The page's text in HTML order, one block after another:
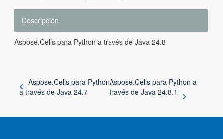
Descripción
Aspose.Cells para Python a través de Java 24.8
Aspose.Cells para Python
a través de Java 24.7
Aspose.Cells para Python a
través de Java 24.8.1